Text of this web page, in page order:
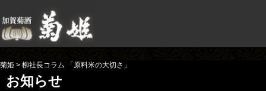
菊姫 > 柳社長コラム 「原料米の大切さ」
お知らせ